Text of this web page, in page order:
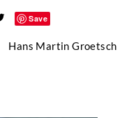
Save
Hans Martin Groetsch